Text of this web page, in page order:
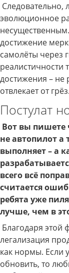
эволюционное
достижение
самолёты через
реалистичности
достижения – не
отвлекает от грёз.
Постулат
Вот вы пишете
не автопилот а
выполняет – а
всего всё
считается
ребята уже
лучше, чем в
Благодаря этой
легализация
как нормы. Если
обновить, то